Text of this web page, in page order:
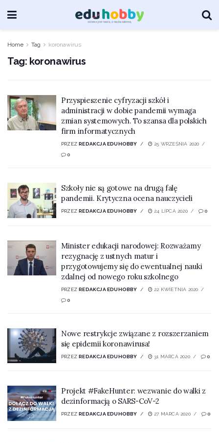
Home Tag koronawirus
Tag: koronawirus
Przyspieszenie cyfryzacji szkół i
administracji w dobie pandemii wymaga
zmian systemowych. To szansa dla polskich
firm informatycznych
PRZEZ REDAKCJA EDUHOBBY
25 WRZEŚNIA 2020
0
Szkoły nie są gotowe na drugą falę
pandemii. Krytyczna ocena nauczycieli
PRZEZ REDAKCJA EDUHOBBY 24 LIPCA 2020 0
Minister edukacji narodowej: Rozważamy
rezygnację z ustnych matur i
przygotowujemy się do ewentualnej nauki
zdalnej od nowego roku szkolnego
PRZEZ REDAKCJA EDUHOBBY
22 KWIETNIA 2020
0
Nowe restrykcje związane z rozszerzaniem
się epidemii koronawirusa!
PRZEZ REDAKCJA EDUHOBBY 31 MARCA 2020 0
Projekt #FakeHunter: wezwanie do walki z
dezinformacją o SARS-CoV-2
PRZEZ REDAKCJA EDUHOBBY 27 MARCA 2020 0